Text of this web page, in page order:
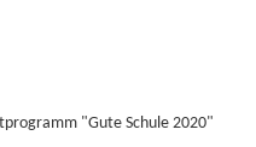
"Gute Schule 2020"